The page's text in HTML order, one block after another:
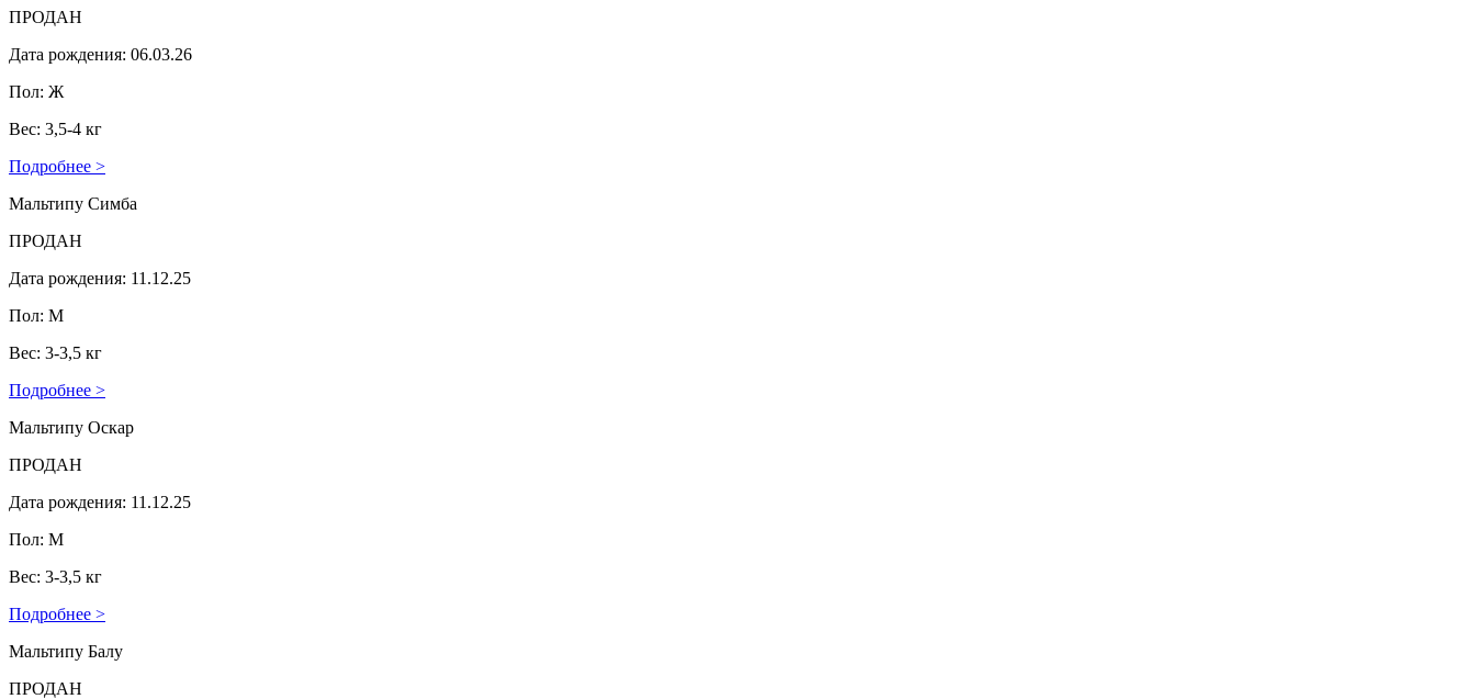
ПРОДАН
Дата рождения: 06.03.26
Пол: Ж
Вес: 3,5-4 кг
Подробнее >
Мальтипу Симба
ПРОДАН
Дата рождения: 11.12.25
Пол: М
Вес: 3-3,5 кг
Подробнее >
Мальтипу Оскар
ПРОДАН
Дата рождения: 11.12.25
Пол: М
Вес: 3-3,5 кг
Подробнее >
Мальтипу Балу
ПРОДАН